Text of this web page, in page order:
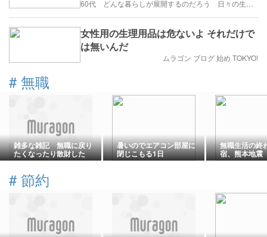
女性用の生理用品は危ないよ それだけで
は無いんだ
ムラゴン ブログ 始め TOKYO!
# 無職
雑多な雑記 無職に戻り
たくなったり散財した
り 2026年8月8日
暑いのでエアコン部屋に
閉じこもる1日
無職生活の終
宿、熊本地震
# 節約